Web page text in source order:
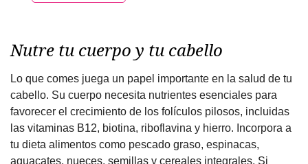
Nutre tu cuerpo y tu cabello
Lo que comes juega un papel importante en la salud de tu
cabello. Su cuerpo necesita nutrientes esenciales para
favorecer el crecimiento de los folículos pilosos, incluidas
las vitaminas B12, biotina, riboflavina y hierro. Incorpora a
tu dieta alimentos como pescado graso, espinacas,
aguacates, nueces, semillas y cereales integrales. Si